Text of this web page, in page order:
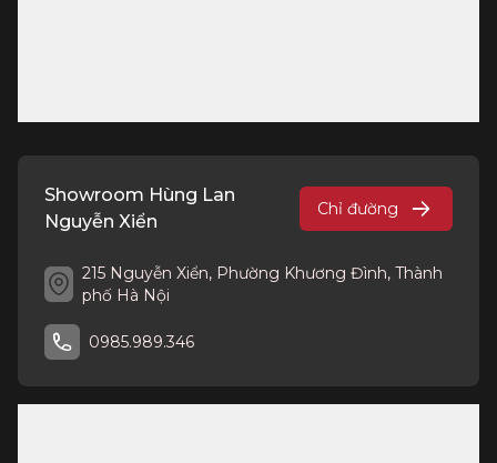
Showroom Hùng Lan
Nguyễn Xiển
Chỉ đường
215 Nguyễn Xiển, Phường Khương Đình, Thành
phố Hà Nội
0985.989.346